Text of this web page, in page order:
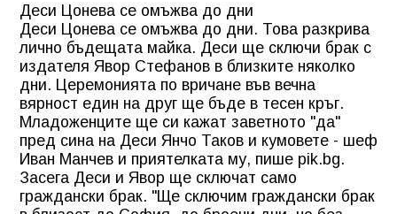
Деси Цонева се омъжва до дни
Деси Цонева се омъжва до дни. Това разкрива
лично бъдещата майка. Деси ще сключи брак с
издателя Явор Стефанов в близките няколко
дни. Церемонията по вричане във вечна
вярност един на друг ще бъде в тесен кръг.
Младоженците ще си кажат заветното "да"
пред сина на Деси Янчо Таков и кумовете - шеф
Иван Манчев и приятелката му, пише pik.bg.
Засега Деси и Явор ще сключат само
граждански брак. "Ще сключим граждански брак